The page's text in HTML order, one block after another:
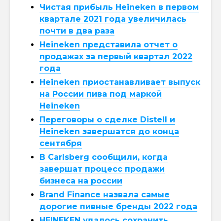
Чистая прибыль Heineken в первом
квартале 2021 года увеличилась
почти в два раза
Heineken представила отчет о
продажах за первый квартал 2022
года
Heineken приостанавливает выпуск
на России пива под маркой
Heineken
Переговоры о сделке Distell и
Heineken завершатся до конца
сентября
В Carlsberg сообщили, когда
завершат процесс продажи
бизнеса на россии
Brand Finance назвала самые
дорогие пивные бренды 2022 года